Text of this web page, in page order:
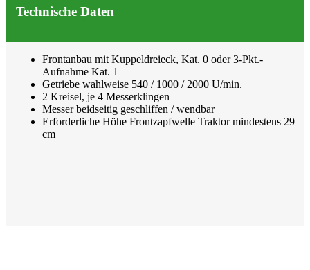
Technische Daten
Frontanbau mit Kuppeldreieck, Kat. 0 oder 3-Pkt.-
Aufnahme Kat. 1
Getriebe wahlweise 540 / 1000 / 2000 U/min.
2 Kreisel, je 4 Messerklingen
Messer beidseitig geschliffen / wendbar
Erforderliche Höhe Frontzapfwelle Traktor mindestens 29
cm